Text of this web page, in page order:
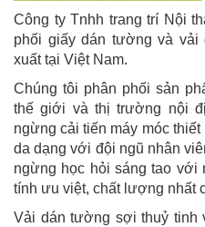
Công ty Tnhh trang trí Nội
phối giấy dán tường và
xuất tại Việt Nam.
Chúng tôi phân phối sản
thế giới và thị trường nội
ngừng cải tiến máy móc
da dạng với đội ngũ nhân
ngừng học hỏi sáng tao với
tính ưu việt, chất lượng nhất
Vải dán tường sợi thuỷ tinh